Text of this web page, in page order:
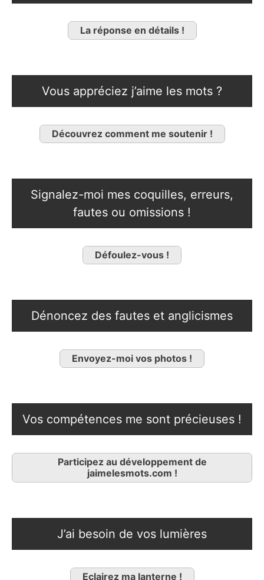
La réponse en détails !
Vous appréciez j’aime les mots ?
Découvrez comment me soutenir !
Signalez-moi mes coquilles, erreurs,
fautes ou omissions !
Défoulez-vous !
Dénoncez des fautes et anglicismes
Envoyez-moi vos photos !
Vos compétences me sont précieuses !
Participez au développement de
jaimelesmots.com !
J’ai besoin de vos lumières
Eclairez ma lanterne !